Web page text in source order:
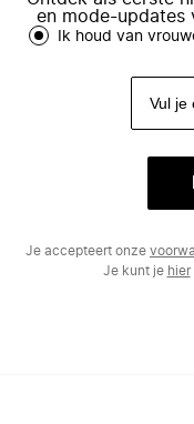
en mode-updates
Ik houd van
Je accepteert onze
Je kunt je hier